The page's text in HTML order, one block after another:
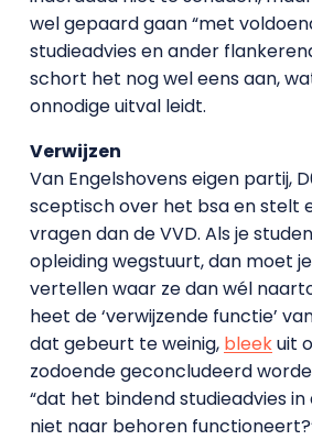
wel gepaard gaan “met
studieadvies en ander
schort het nog wel eens aan,
onnodige uitval leidt.
Verwijzen
Van Engelshovens eigen partij,
sceptisch over het bsa en stelt
vragen dan de VVD. Als je
opleiding wegstuurt, dan moet
vertellen waar ze dan wél
heet de ‘verwijzende functie’
dat gebeurt te weinig, bleekuit
zodoende geconcludeerd
“dat het bindend studieadvies
niet naar behoren